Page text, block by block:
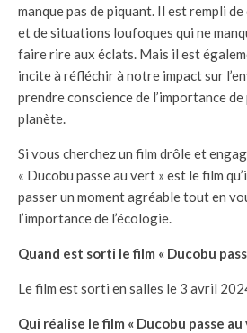
manque pas de piquant. Il est rempli
et de situations loufoques qui ne
faire rire aux éclats. Mais il est
incite à réfléchir à notre impact sur
prendre conscience de l’importance
planète.
Si vous cherchez un film drôle et
« Ducobu passe au vert » est le film
passer un moment agréable tout en
l’importance de l’écologie.
Quand est sorti le film « Ducobu
Le film est sorti en salles le 3 avril
Qui réalise le film « Ducobu passe